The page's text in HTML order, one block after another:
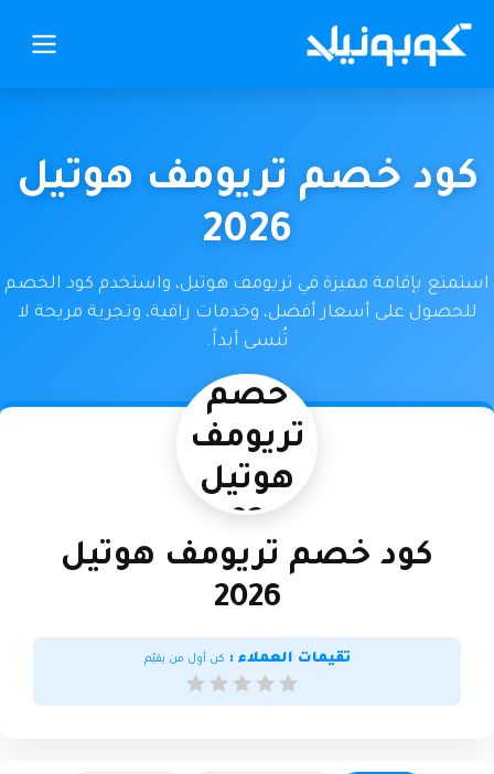
كود خصم تريومف هوتيل
2026
استمتع بإقامة مميزة في تريومف هوتيل، واستخدم كود الخصم
للحصول على أسعار أفضل، وخدمات راقية، وتجربة مريحة لا
تُنسى أبداً.
كود
خصم
تريومف
هوتيل
2026
كود خصم تريومف هوتيل
2026
تقيمات العملاء : كن أول من يقيّم